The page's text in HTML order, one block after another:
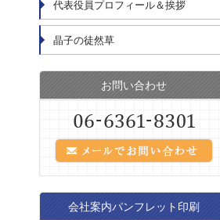
代表役員プロフィール＆挨拶
晶子の徒然草
お問い合わせ
会社案内パンフレット印刷